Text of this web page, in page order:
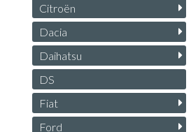
Citroën
Dacia
Daihatsu
DS
Fiat
Ford